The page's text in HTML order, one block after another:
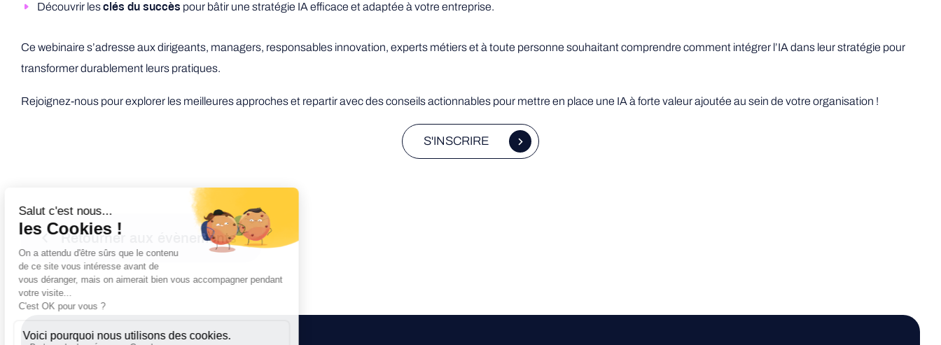
Découvrir les clés du succès pour bâtir une stratégie IA efficace et adaptée à votre entreprise.
Ce webinaire s’adresse aux dirigeants, managers, responsables innovation, experts métiers et à toute personne souhaitant comprendre comment intégrer l’IA dans leur stratégie pour
transformer durablement leurs pratiques.
Rejoignez-nous pour explorer les meilleures approches et repartir avec des conseils actionnables pour mettre en place une IA à forte valeur ajoutée au sein de votre organisation !
S'INSCRIRE
Retourner aux évènements